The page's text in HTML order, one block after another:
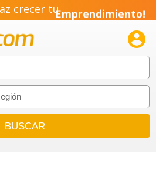
crecer tuPyme!
